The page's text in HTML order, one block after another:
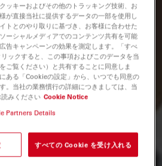
ッキーおよびその他のトラッキング技術、お
が直接当社に提供するデータの一部を使用し
トとのやり取りに基づき、お客様に合わせた
ーシャルメディアでのコンテンツ共有を可能
告キャンペーンの効果を測定します。「すべ
ックすると、この事項およびこのデータを当
ご覧ください）と共有することに同意しま
ある「Cookieの設定」から、いつでも同意の
。当社の業務慣行の詳細につきましては、当
みください Cookie Notice
Partners Details
すべての Cookie を受け入れる